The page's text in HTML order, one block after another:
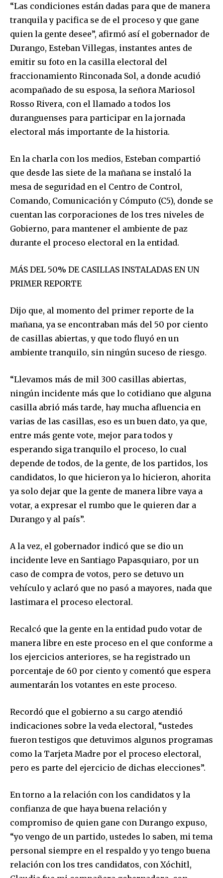
“Las condiciones están dadas para que de manera
tranquila y pacifica se de el proceso y que gane
quien la gente desee”, afirmó así el gobernador de
Durango, Esteban Villegas, instantes antes de
emitir su foto en la casilla electoral del
fraccionamiento Rinconada Sol, a donde acudió
acompañado de su esposa, la señora Mariosol
Rosso Rivera, con el llamado a todos los
duranguenses para participar en la jornada
electoral más importante de la historia.
En la charla con los medios, Esteban compartió
que desde las siete de la mañana se instaló la
mesa de seguridad en el Centro de Control,
Comando, Comunicación y Cómputo (C5), donde se
cuentan las corporaciones de los tres niveles de
Gobierno, para mantener el ambiente de paz
durante el proceso electoral en la entidad.
MÁS DEL 50% DE CASILLAS INSTALADAS EN UN
PRIMER REPORTE
Dijo que, al momento del primer reporte de la
mañana, ya se encontraban más del 50 por ciento
de casillas abiertas, y que todo fluyó en un
ambiente tranquilo, sin ningún suceso de riesgo.
“Llevamos más de mil 300 casillas abiertas,
ningún incidente más que lo cotidiano que alguna
casilla abrió más tarde, hay mucha afluencia en
varias de las casillas, eso es un buen dato, ya que,
entre más gente vote, mejor para todos y
esperando siga tranquilo el proceso, lo cual
depende de todos, de la gente, de los partidos, los
candidatos, lo que hicieron ya lo hicieron, ahorita
ya solo dejar que la gente de manera libre vaya a
votar, a expresar el rumbo que le quieren dar a
Durango y al país”.
A la vez, el gobernador indicó que se dio un
incidente leve en Santiago Papasquiaro, por un
caso de compra de votos, pero se detuvo un
vehículo y aclaró que no pasó a mayores, nada que
lastimara el proceso electoral.
Recalcó que la gente en la entidad pudo votar de
manera libre en este proceso en el que conforme a
los ejercicios anteriores, se ha registrado un
porcentaje de 60 por ciento y comentó que espera
aumentarán los votantes en este proceso.
Recordó que el gobierno a su cargo atendió
indicaciones sobre la veda electoral, “ustedes
fueron testigos que detuvimos algunos programas
como la Tarjeta Madre por el proceso electoral,
pero es parte del ejercicio de dichas elecciones”.
En torno a la relación con los candidatos y la
confianza de que haya buena relación y
compromiso de quien gane con Durango expuso,
“yo vengo de un partido, ustedes lo saben, mi tema
personal siempre en el respaldo y yo tengo buena
relación con los tres candidatos, con Xóchitl,